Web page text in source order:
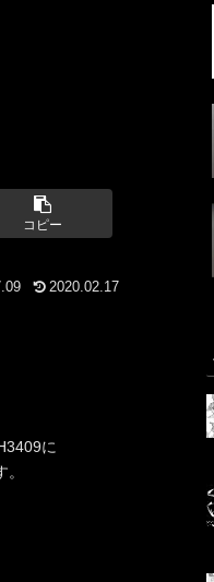
コピー
2020.02.17
に